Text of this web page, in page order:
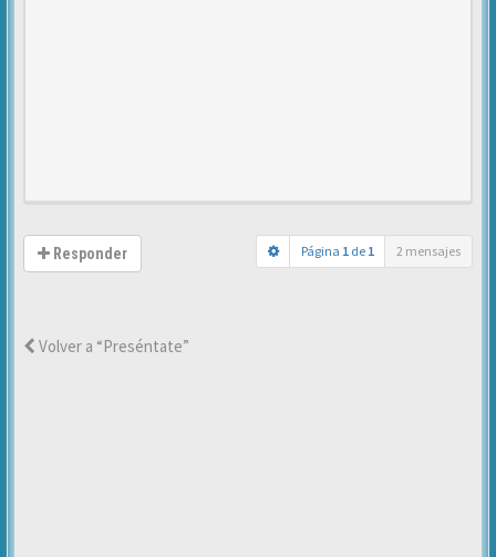
Responder Página 1 de 1 2 mensajes
Volver a “Preséntate”